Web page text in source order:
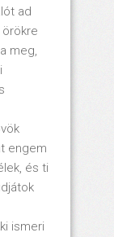
ad
örökre
meg,
engem
és ti
ismeri